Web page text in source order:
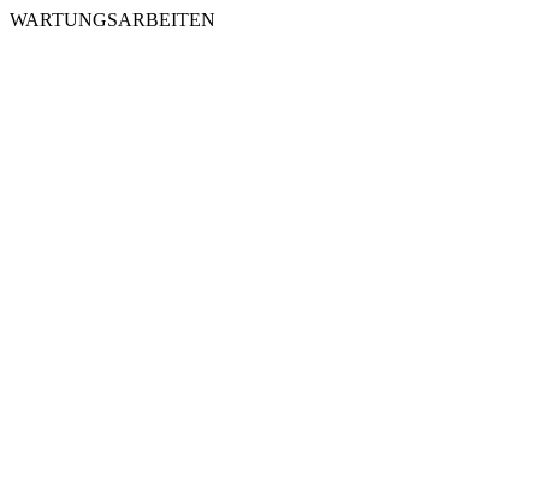
WARTUNGSARBEITEN